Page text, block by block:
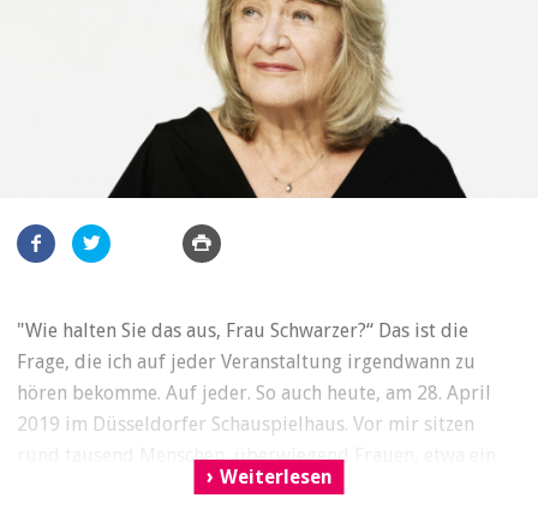
Artikel
teilen
"Wie halten Sie das aus, Frau Schwarzer?“ Das ist die
Frage, die ich auf jeder Veranstaltung irgendwann zu
hören bekomme. Auf jeder. So auch heute, am 28. April
2019 im Düsseldorfer Schauspielhaus. Vor mir sitzen
rund tausend Menschen, überwiegend Frauen, etwa ein
Viertel Männer. Viele von ihnen, auch die Männer, werden
Weiterlesen